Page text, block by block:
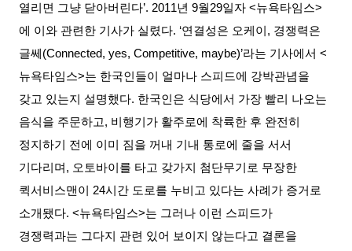
열리면 그냥 닫아버린다’. 2011년 9월29일자 <뉴욕타임스>
에 이와 관련한 기사가 실렸다. ‘연결성은 오케이 , 경쟁력은
글쎄 (Connected, yes, Competitive, maybe)’라는 기사에서 <
뉴욕타임스>는 한국인들이 얼마나 스피드에 강박관념을
갖고 있는지 설명했다. 한국인은 식당에서 가장 빨리 나오는
음식을 주문하고, 비행기가 활주로에 착륙한 후 완전히
정지하기 전에 이미 짐을 꺼내 기내 통로에 줄을 서서
기다리며 , 오토바이를 타고 갖가지 첨단무기로 무장한
퀵서비스맨이
24시간 도로를 누비고 있다는 사례가 증거로
소개됐다. <뉴욕타임스>는 그러나 이런 스피드가
경쟁력과는 그다지 관련 있어 보이지 않는다고 결론을